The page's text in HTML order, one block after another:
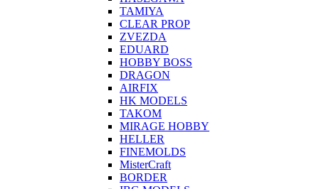
TAMIYA
CLEAR PROP
ZVEZDA
EDUARD
HOBBY BOSS
DRAGON
AIRFIX
HK MODELS
TAKOM
MIRAGE HOBBY
HELLER
FINEMOLDS
MisterCraft
BORDER